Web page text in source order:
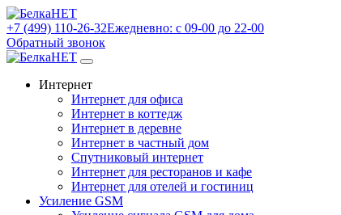
+7 (499) 110-26-32Ежедневно: с 09-00 до 22-00
Обратный звонок
Интернет
Интернет для офиса
Интернет в коттедж
Интернет в деревне
Интернет в частный дом
Спутниковый интернет
Интернет для ресторанов и кафе
Интернет для отелей и гостиниц
Усиление GSM